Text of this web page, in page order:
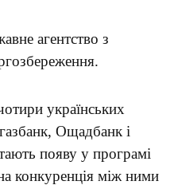
агентство з
українських
Ощадбанк і
появу у програмі
конкуренція між ними